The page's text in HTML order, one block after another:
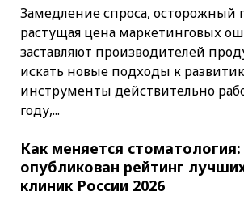
Замедление спроса, осторожный
растущая цена маркетинговых
заставляют производителей
искать новые подходы к
инструменты действительно
году,...
Как меняется стоматология:
опубликован рейтинг
клиник России 2026